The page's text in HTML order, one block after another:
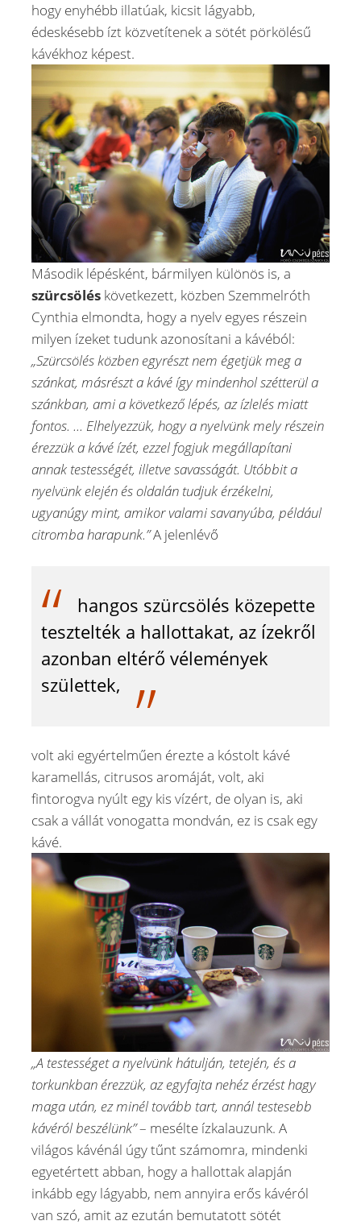
hogy enyhébb illatúak, kicsit lágyabb,
édeskésebb ízt közvetítenek a sötét pörkölésű
kávékhoz képest.
Második lépésként, bármilyen különös is, a
szürcsölés következett, közben Szemmelróth
Cynthia elmondta, hogy a nyelv egyes részein
milyen ízeket tudunk azonosítani a kávéból:
„Szürcsölés közben egyrészt nem égetjük meg a
szánkat, másrészt a kávé így mindenhol szétterül a
szánkban, ami a következő lépés, az ízlelés miatt
fontos. ... Elhelyezzük, hogy a nyelvünk mely részein
érezzük a kávé ízét, ezzel fogjuk megállapítani
annak testességét, illetve savasságát. Utóbbit a
nyelvünk elején és oldalán tudjuk érzékelni,
ugyanúgy mint, amikor valami savanyúba, például
citromba harapunk.”A jelenlévő
hangos szürcsölés közepette
tesztelték a hallottakat, az ízekről
azonban eltérő vélemények
születtek,
volt aki egyértelműen érezte a kóstolt kávé
karamellás, citrusos aromáját, volt, aki
fintorogva nyúlt egy kis vízért, de olyan is, aki
csak a vállát vonogatta mondván, ez is csak egy
kávé.
„A testességet a nyelvünk hátulján, tetején, és a
torkunkban érezzük, az egyfajta nehéz érzést hagy
maga után, ez minél tovább tart, annál testesebb
kávéról beszélünk”– mesélte ízkalauzunk. A
világos kávénál úgy tűnt számomra, mindenki
egyetértett abban, hogy a hallottak alapján
inkább egy lágyabb, nem annyira erős kávéról
van szó, amit az ezután bemutatott sötét